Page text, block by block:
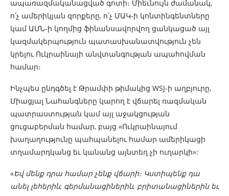
ապառազմականացված գոտի։ Միեւնույն ժամանակ,
ո՛չ ամերիկյան զորքերը, ո՛չ ՄԱԿ-ի կոնտինգենտները
կամ ԱՄՆ-ի կողմից ֆինանսավորվող ցանկացած այլ
կազմակերպություն պատասխանատվություն չեն
կրելու Ուկրաինայի անվտանգության ապահովման
համար։
Ինչպես ընդգծել է Թրամփի թիմակից WSJ-ի աղբյուրը,
Միացյալ Նահանգները կարող է վճարել ռազմական
պատրաստության կամ այլ աջակցության
ցուցաբերման համար, բայց «Ուկրաինայում
խաղաղությունը պահպանելու համար ամերիկացի
տղամարդկանց եւ կանանց այնտեղ չի ուղարկի»:
«Եվ մենք դրա համար չենք վճարի։ Կստիպենք դա
անել լեհերին, գերմանացիներին, բրիտանացիներին եւ